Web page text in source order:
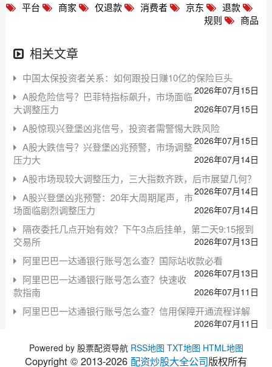
平台 商家 仅退款 消费者 京东
退款
规则
商品
相关文章
中国太保投资者关系：如何跟投日赚10亿的保险巨头
2026年07月15日
A股危险信号？巴菲特指标飙升，市场面临
大调整压力
2026年07月15日
A股惊现兴登堡凶兆信号，投资者需警惕大跌风险
2026年07月15日
A股大跌信号？兴登堡凶兆预警，市场调整
压力大
2026年07月14日
A股市场现较大调整压力，三大指数齐跌，后市展望几何？
2026年07月14日
A股兴登堡凶兆预警：20年大周期尾声，市
场面临剧烈调整压力
2026年07月14日
隔夜委托几点开始有效？下午3点后挂单，第二天9:15报到
交易所
2026年07月13日
阿里巴巴一达通银行账号怎么查？国际站收款必看
2026年07月13日
阿里巴巴一达通银行账号怎么查？快速收
款指南
2026年07月11日
阿里巴巴一达通银行账号怎么查？信用保障开通流程详解
2026年07月11日
Powered by 股票配资导航 RSS地图 TXT地图 HTML地图
Copyright © 2013-2026 配资炒股大全公司版权所有